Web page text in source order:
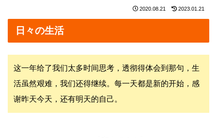
2020.08.21 2023.01.21
日々の生活
这一年给了我们太多时间思考，透彻得体会到那句，生
活虽然艰难，我们还得继续。每一天都是新的开始，感
谢昨天今天，还有明天的自己。